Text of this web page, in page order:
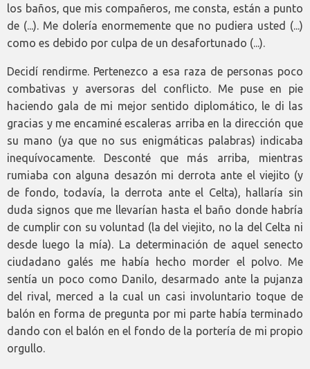
los baños, que mis compañeros, me consta, están a punto
de (...). Me dolería enormemente que no pudiera usted (...)
como es debido por culpa de un desafortunado (...).
Decidí rendirme. Pertenezco a esa raza de personas poco
combativas y aversoras del conflicto. Me puse en pie
haciendo gala de mi mejor sentido diplomático, le di las
gracias y me encaminé escaleras arriba en la dirección que
su mano (ya que no sus enigmáticas palabras) indicaba
inequívocamente. Desconté que más arriba, mientras
rumiaba con alguna desazón mi derrota ante el viejito (y
de fondo, todavía, la derrota ante el Celta), hallaría sin
duda signos que me llevarían hasta el baño donde habría
de cumplir con su voluntad (la del viejito, no la del Celta ni
desde luego la mía). La determinación de aquel senecto
ciudadano galés me había hecho morder el polvo. Me
sentía un poco como Danilo, desarmado ante la pujanza
del rival, merced a la cual un casi involuntario toque de
balón en forma de pregunta por mi parte había terminado
dando con el balón en el fondo de la portería de mi propio
orgullo.